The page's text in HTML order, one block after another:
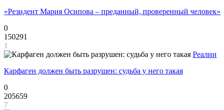
«Резидент Мария Осипова – преданный, проверенный человек»
0
150291
1
Реалии
Карфаген должен быть разрушен: судьба у него такая
0
205659
7